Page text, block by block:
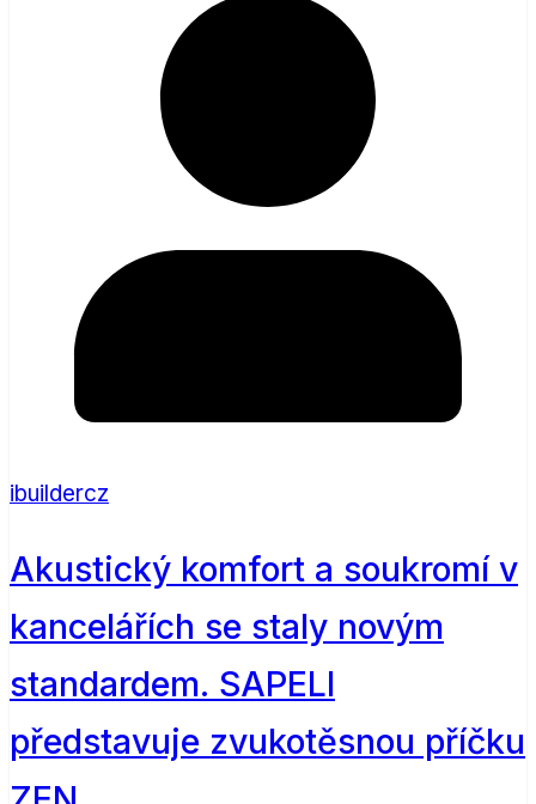
ibuildercz
Akustický komfort a soukromí v
kancelářích se staly novým
standardem. SAPELI
představuje zvukotěsnou příčku